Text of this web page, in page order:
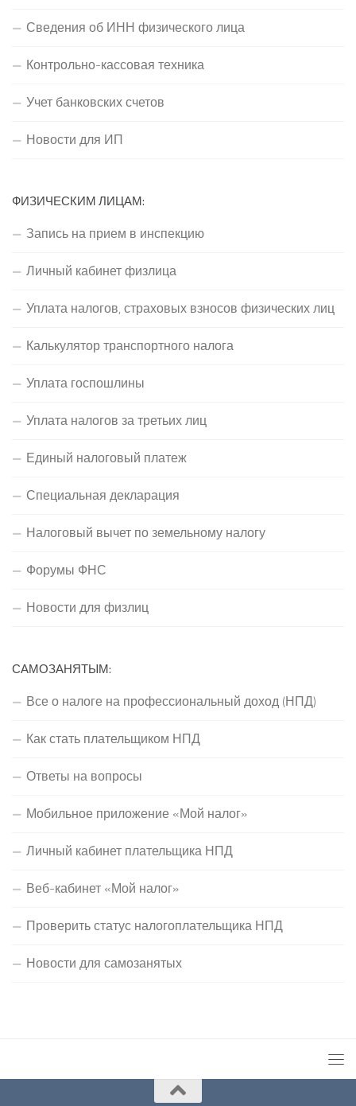
Сведения об ИНН физического лица
Контрольно-кассовая техника
Учет банковских счетов
Новости для ИП
ФИЗИЧЕСКИМ ЛИЦАМ:
Запись на прием в инспекцию
Личный кабинет физлица
Уплата налогов, страховых взносов физических лиц
Калькулятор транспортного налога
Уплата госпошлины
Уплата налогов за третьих лиц
Единый налоговый платеж
Специальная декларация
Налоговый вычет по земельному налогу
Форумы ФНС
Новости для физлиц
САМОЗАНЯТЫМ:
Все о налоге на профессиональный доход (НПД)
Как стать плательщиком НПД
Ответы на вопросы
Мобильное приложение «Мой налог»
Личный кабинет плательщика НПД
Веб-кабинет «Мой налог»
Проверить статус налогоплательщика НПД
Новости для самозанятых